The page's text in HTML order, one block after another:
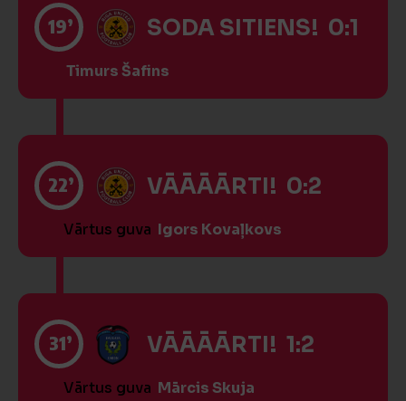
19’ SODA SITIENS! 0:1
Timurs Šafins
22’ VĀĀĀĀRTI! 0:2
Vārtus guva Igors Kovaļkovs
31’ VĀĀĀĀRTI! 1:2
Vārtus guva Mārcis Skuja